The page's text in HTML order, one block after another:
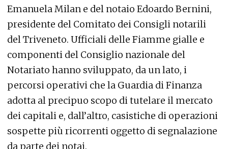
Emanuela Milan e del notaio Edoardo Bernini,
presidente del Comitato dei Consigli notarili
del Triveneto. Ufficiali delle Fiamme gialle e
componenti del Consiglio nazionale del
Notariato hanno sviluppato, da un lato, i
percorsi operativi che la Guardia di Finanza
adotta al precipuo scopo di tutelare il mercato
dei capitali e, dall’altro, casistiche di operazioni
sospette più ricorrenti oggetto di segnalazione
da parte dei notai.